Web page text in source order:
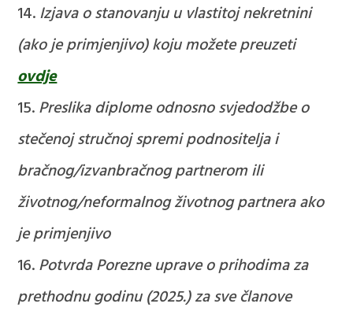
Izjava o stanovanju u vlastitoj nekretnini
(ako je primjenjivo)koju možete preuzeti
ovdje
Preslika diplome odnosno svjedodžbe o
stečenoj stručnoj spremi podnositelja i
bračnog/izvanbračnog partnerom ili
životnog/neformalnog životnog partnera ako
je primjenjivo
Potvrda Porezne uprave o prihodima za
prethodnu godinu (2025.) za sve članove